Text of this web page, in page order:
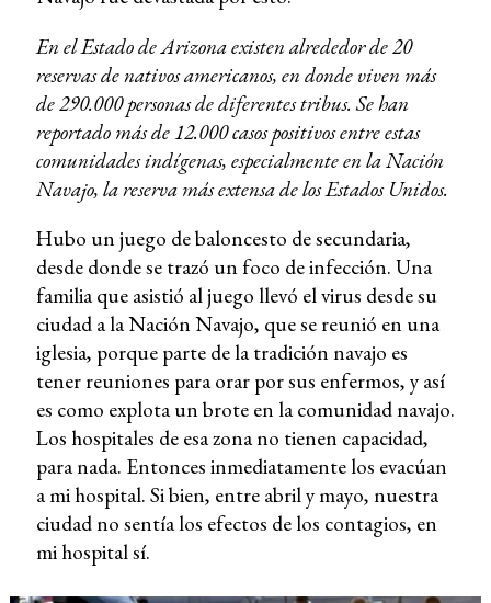
En el Estado de Arizona existen alrededor de 20
reservas de nativos americanos, en donde viven más
de 290.000 personas de diferentes tribus. Se han
reportado más de 12.000 casos positivos entre estas
comunidades indígenas, especialmente en la Nación
Navajo, la reserva más extensa de los Estados Unidos.
Hubo un juego de baloncesto de secundaria,
desde donde se trazó un foco de infección. Una
familia que asistió al juego llevó el virus desde su
ciudad a la Nación Navajo, que se reunió en una
iglesia, porque parte de la tradición navajo es
tener reuniones para orar por sus enfermos, y así
es como explota un brote en la comunidad navajo.
Los hospitales de esa zona no tienen capacidad,
para nada. Entonces inmediatamente los evacúan
a mi hospital. Si bien, entre abril y mayo, nuestra
ciudad no sentía los efectos de los contagios, en
mi hospital sí.